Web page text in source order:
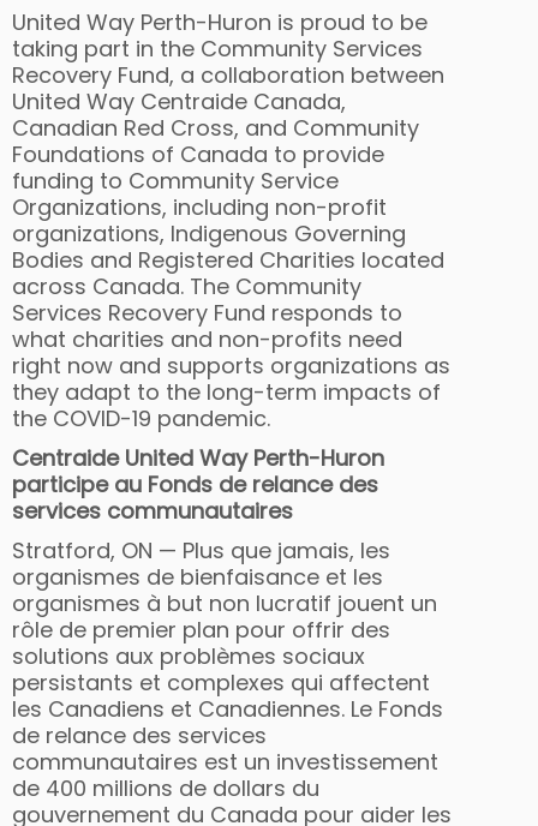
United Way Perth-Huron is proud to be
taking part in the Community Services
Recovery Fund, a collaboration between
United Way Centraide Canada,
Canadian Red Cross, and Community
Foundations of Canada to provide
funding to Community Service
Organizations, including non-profit
organizations, Indigenous Governing
Bodies and Registered Charities located
across Canada. The Community
Services Recovery Fund responds to
what charities and non-profits need
right now and supports organizations as
they adapt to the long-term impacts of
the COVID-19 pandemic.
Centraide United Way Perth-Huron
participe au Fonds de relance des
services communautaires
Stratford, ON — Plus que jamais, les
organismes de bienfaisance et les
organismes à but non lucratif jouent un
rôle de premier plan pour offrir des
solutions aux problèmes sociaux
persistants et complexes qui affectent
les Canadiens et Canadiennes. Le Fonds
de relance des services
communautaires est un investissement
de 400 millions de dollars du
gouvernement du Canada pour aider les